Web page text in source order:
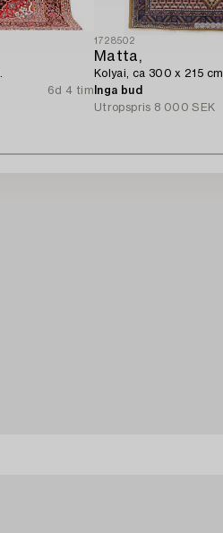
6d 4 tim
1728502
Matta,
Kolyai, ca 300 x 215 cm.
Inga bud
Utropspris 8 000 SEK